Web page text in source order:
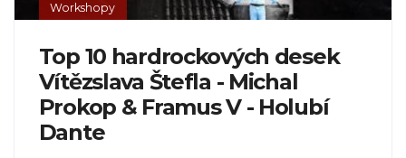
Workshopy
Top 10 hardrockových desek
Vítězslava Štefla - Michal
Prokop & Framus V - Holubí
Dante